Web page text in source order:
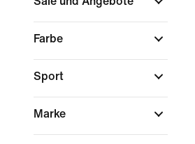
Farbe
Sport
Marke